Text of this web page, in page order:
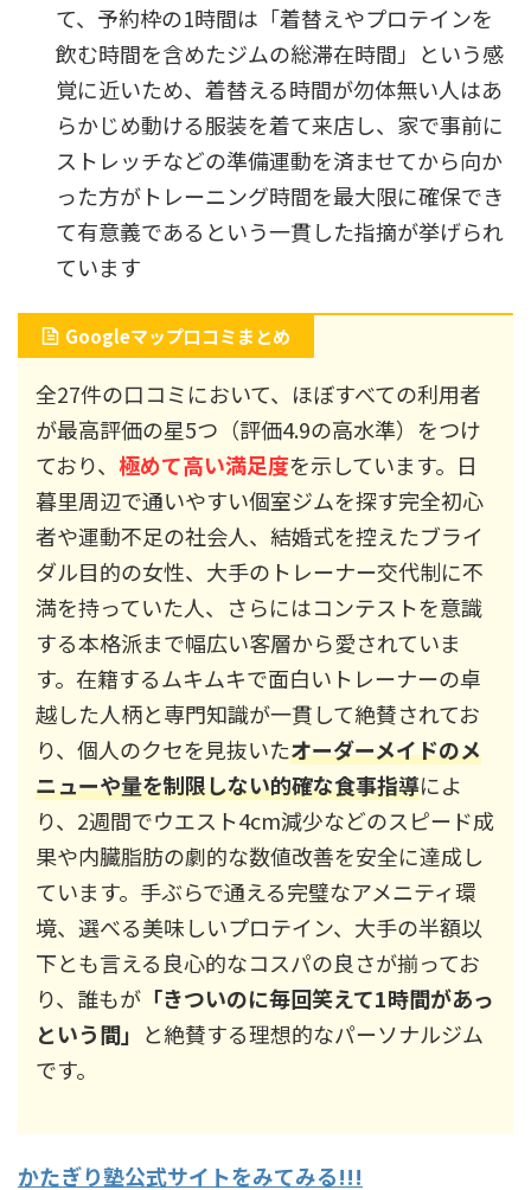
て、予約枠の1時間は「着替えやプロテインを
飲む時間を含めたジムの総滞在時間」という感
覚に近いため、着替える時間が勿体無い人はあ
らかじめ動ける服装を着て来店し、家で事前に
ストレッチなどの準備運動を済ませてから向か
った方がトレーニング時間を最大限に確保でき
て有意義であるという一貫した指摘が挙げられ
ています
Googleマップ口コミまとめ
全27件の口コミにおいて、ほぼすべての利用者
が最高評価の星5つ（評価4.9の高水準）をつけ
ており、 極めて高い満足度を示しています。日
暮里周辺で通いやすい個室ジムを探す完全初心
者や運動不足の社会人、結婚式を控えたブライ
ダル目的の女性、大手のトレーナー交代制に不
満を持っていた人、さらにはコンテストを意識
する本格派まで幅広い客層から愛されていま
す。在籍するムキムキで面白いトレーナーの卓
越した人柄と専門知識が一貫して絶賛されてお
り、個人のクセを見抜いたオーダーメイドのメ
ニューや量を制限しない的確な食事指導によ
り、2週間でウエスト4cm減少などのスピード成
果や内臓脂肪の劇的な数値改善を安全に達成し
ています。手ぶらで通える完璧なアメニティ環
境、選べる美味しいプロテイン、大手の半額以
下とも言える良心的なコスパの良さが揃ってお
り、誰もが 「きついのに毎回笑えて1時間があっ
という間」 と絶賛する理想的なパーソナルジム
です。
かたぎり塾公式サイトをみてみる!!!